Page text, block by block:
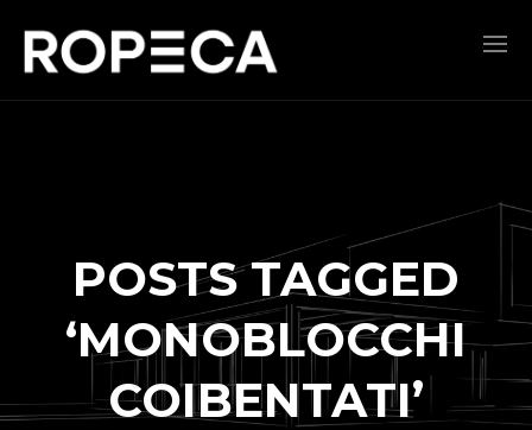
POSTS TAGGED
‘MONOBLOCCHI
COIBENTATI’